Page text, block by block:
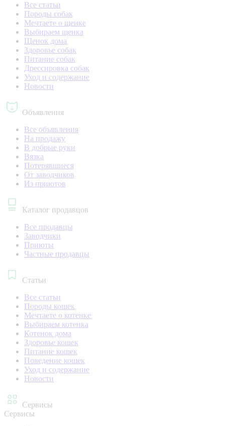
Все статьи
Породы собак
Мечтаете о щенке
Выбираем щенка
Щенок дома
Здоровье собак
Питание собак
Дрессировка собак
Уход и содержание
Новости
Объявления
Все объявления
На продажу
В добрые руки
Вязка
Потерявшиеся
От заводчиков
Из приютов
Каталог продавцов
Все продавцы
Заводчики
Приюты
Частные продавцы
Статьи
Все статьи
Породы кошек
Мечтаете о котенке
Выбираем котенка
Котенок дома
Здоровье кошек
Питание кошек
Поведение кошек
Уход и содержание
Новости
Сервисы
Сервисы